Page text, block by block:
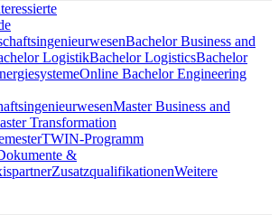
Bachelor Business and
LogistikBachelor LogisticsBachelor
Online Bachelor Engineering
Master Business and
Transformation
TWIN-Programm
&
ZusatzqualifikationenWeitere